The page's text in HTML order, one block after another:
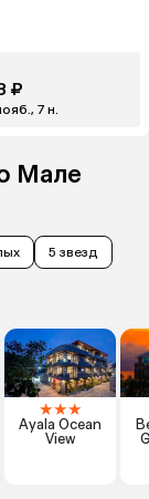
₽
7 н.
Мале
5 звезд
★★★
Ayala Ocean
View